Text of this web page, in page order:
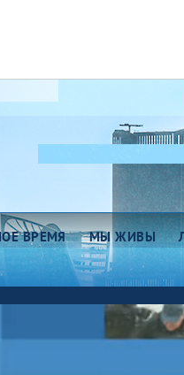
ВРЕМЯ МЫ ЖИВЫ